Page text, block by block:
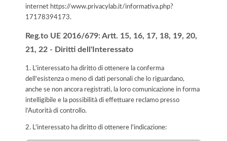
internet https://www.privacylab.it/informativa.php?
17178394173.
Reg.to UE 2016/679: Artt. 15, 16, 17, 18, 19, 20,
21, 22 - Diritti dell'Interessato
1. L'interessato ha diritto di ottenere la conferma
dell'esistenza o meno di dati personali che lo riguardano,
anche se non ancora registrati, la loro comunicazione in forma
intelligibile e la possibilità di effettuare reclamo presso
l’Autorità di controllo.
2. L'interessato ha diritto di ottenere l'indicazione: